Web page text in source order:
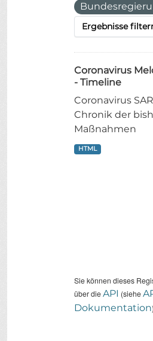
Ergebnisse
Coronavirus
- Timeline
Coronavirus
Chronik der
Maßnahmen
HTML
Sie können dieses
über dieAPI (siehe
Dokumentation